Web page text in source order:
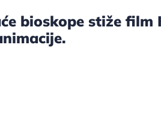
bioskope stiže film